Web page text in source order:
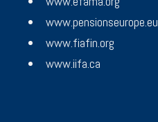
www.pensionseurope.eu
www.fiafin.org
www.iifa.ca